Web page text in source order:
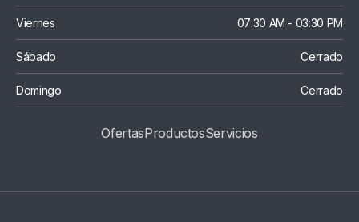
Viernes 07:30 AM - 03:30 PM
Sábado Cerrado
Domingo Cerrado
OfertasProductosSErvicios